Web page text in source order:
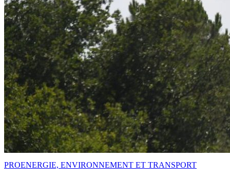
PROENERGIE, ENVIRONNEMENT ET TRANSPORT